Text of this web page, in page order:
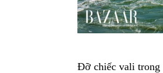
Đỡ chiếc vali trong